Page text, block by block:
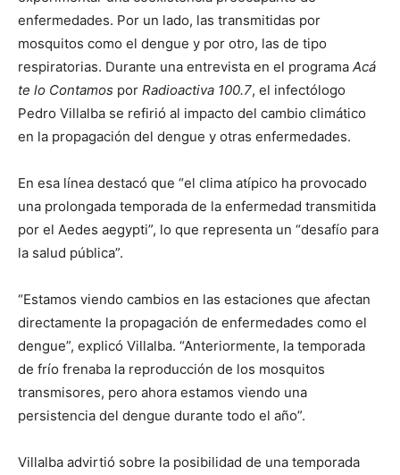
enfermedades. Por un lado, las transmitidas por
mosquitos como el dengue y por otro, las de tipo
respiratorias. Durante una entrevista en el programa Acá
te lo Contamos por Radioactiva 100.7, el infectólogo
Pedro Villalba se refirió al impacto del cambio climático
en la propagación del dengue y otras enfermedades.
En esa línea destacó que “el clima atípico ha provocado
una prolongada temporada de la enfermedad transmitida
por el Aedes aegypti”, lo que representa un “desafío para
la salud pública”.
“Estamos viendo cambios en las estaciones que afectan
directamente la propagación de enfermedades como el
dengue”, explicó Villalba. “Anteriormente, la temporada
de frío frenaba la reproducción de los mosquitos
transmisores, pero ahora estamos viendo una
persistencia del dengue durante todo el año”.
Villalba advirtió sobre la posibilidad de una temporada